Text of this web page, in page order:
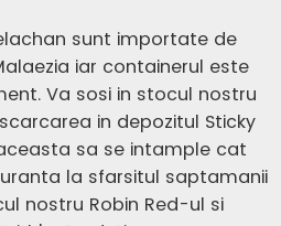
sunt importate de
iar containerul este
Va sosi in stocul nostru
in depozitul Sticky
sa se intample cat
la sfarsitul saptamanii
nostru Robin Red-ul si